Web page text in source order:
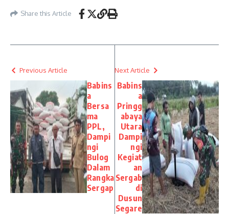
Share this Article
Previous Article
Babins
a
Bersa
ma
PPL,
Dampi
ngi
Bulog
Dalam
Rangka
Sergap
Next Article
Babins
a
Pringg
abaya
Utara
Dampi
ngi
Kegiat
an
Sergab
di
Dusun
Segare